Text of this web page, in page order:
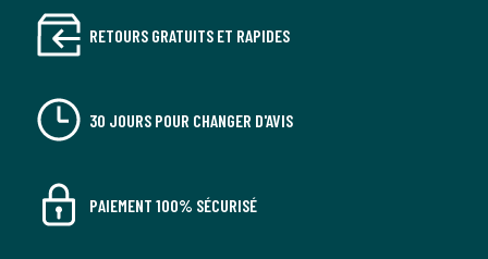
RETOURS GRATUITS ET RAPIDES
30 JOURS POUR CHANGER D'AVIS
PAIEMENT 100% SÉCURISÉ